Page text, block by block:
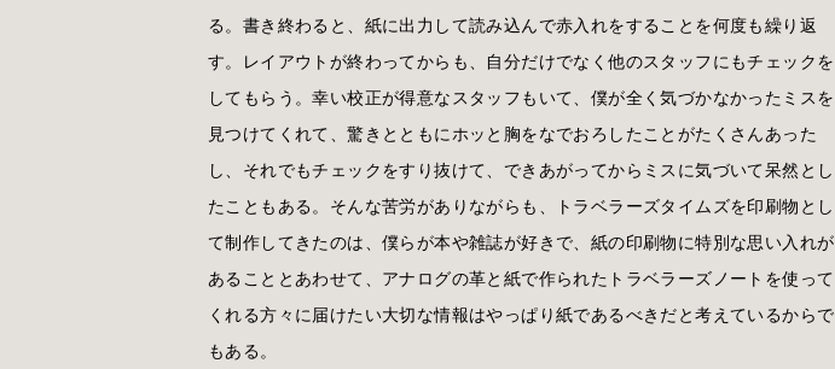
る。書き終わると、紙に出力して読み込んで赤入れをすることを何度も繰り返
す。レイアウトが終わってからも、自分だけでなく他のスタッフにもチェックを
してもらう。幸い校正が得意なスタッフもいて、僕が全く気づかなかったミスを
見つけてくれて、驚きとともにホッと胸をなでおろしたことがたくさんあった
し、それでもチェックをすり抜けて、できあがってからミスに気づいて呆然とし
たこともある。そんな苦労がありながらも、トラベラーズタイムズを印刷物とし
て制作してきたのは、僕らが本や雑誌が好きで、紙の印刷物に特別な思い入れが
あることとあわせて、アナログの革と紙で作られたトラベラーズノートを使って
くれる方々に届けたい大切な情報はやっぱり紙であるべきだと考えているからで
もある。